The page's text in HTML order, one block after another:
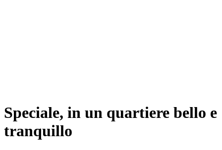
Speciale, in un quartiere bello e
tranquillo